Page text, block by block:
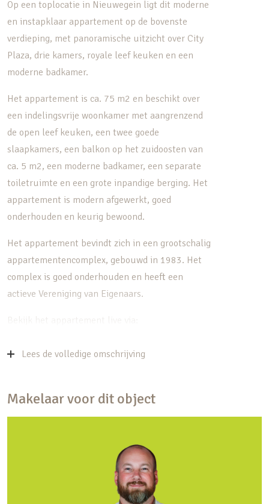
Op een toplocatie in Nieuwegein ligt dit moderne
en instapklaar appartement op de bovenste
verdieping, met panoramische uitzicht over City
Plaza, drie kamers, royale leef keuken en een
moderne badkamer.
Het appartement is ca. 75 m2 en beschikt over
een indelingsvrije woonkamer met aangrenzend
de open leef keuken, een twee goede
slaapkamers, een balkon op het zuidoosten van
ca. 5 m2, een moderne badkamer, een separate
toiletruimte en een grote inpandige berging. Het
appartement is modern afgewerkt, goed
onderhouden en keurig bewoond.
Het appartement bevindt zich in een grootschalig
appartementencomplex, gebouwd in 1983. Het
complex is goed onderhouden en heeft een
actieve Vereniging van Eigenaars.
Bekijk het appartement live via:
– Instapklaar 3-kamer appartement
– Balkon op het zuidoosten
– Royale keuken met inbouwapparatuur
– Heerlijk lichte woonkamer
Lees de volledige omschrijving
Makelaar voor dit object